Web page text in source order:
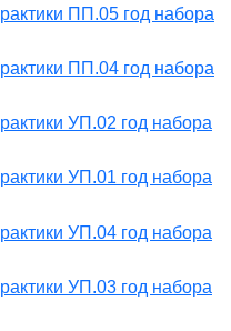
ПП.05 год набора
ПП.04 год набора
УП.02 год набора
УП.01 год набора
УП.04 год набора
УП.03 год набора